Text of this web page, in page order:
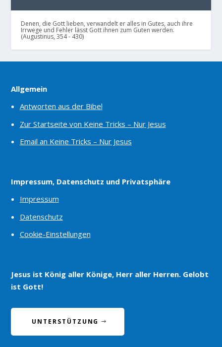
Denen, die Gott lieben, verwandelt er alles in Gutes, auch ihre
Irrwege und Fehler lässt Gott ihnen zum Guten werden.
(Augustinus, 354 - 430)
Allgemein
Antworten aus der Bibel
Zur Startseite von Keine Tricks – Nur Jesus
Email an Keine Tricks – Nur Jesus
Impressum, Datenschutz und Privatsphäre
Impressum
Datenschutz
Cookie-Einstellungen
Jesus ist König aller Könige, Herr aller Herren. Gelobt
ist Gott!
UNTERSTÜTZUNG